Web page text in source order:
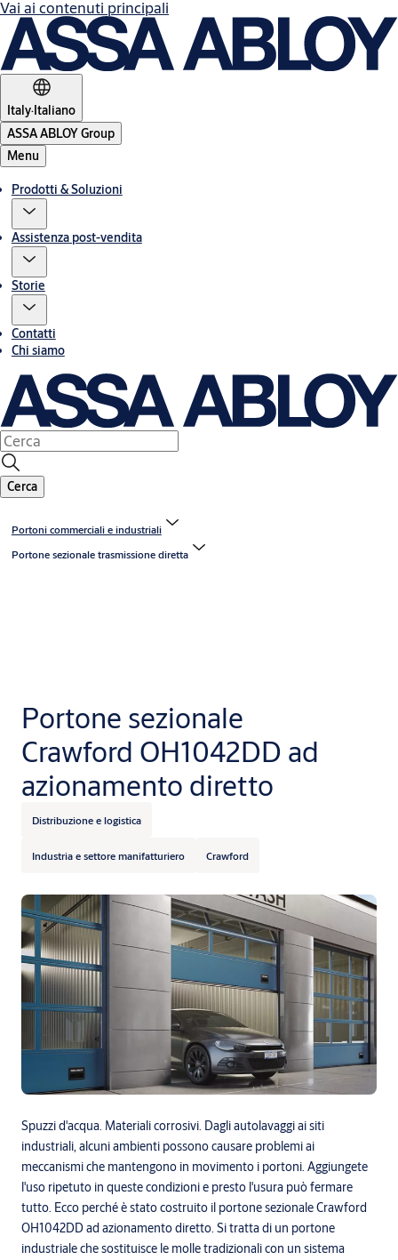
Vai ai contenuti principali
Italy·Italiano
ASSA ABLOY Group
Menu
Prodotti & Soluzioni
Assistenza post-vendita
Storie
Contatti
Chi siamo
Cerca
Portoni commerciali e industriali
Portone sezionale trasmissione diretta
Portone sezionale
Crawford OH1042DD ad
azionamento diretto
Distribuzione e logistica
Industria e settore manifatturiero Crawford
Spuzzi d'acqua. Materiali corrosivi. Dagli autolavaggi ai siti
industriali, alcuni ambienti possono causare problemi ai
meccanismi che mantengono in movimento i portoni. Aggiungete
l'uso ripetuto in queste condizioni e presto l'usura può fermare
tutto. Ecco perché è stato costruito il portone sezionale Crawford
OH1042DD ad azionamento diretto. Si tratta di un portone
industriale che sostituisce le molle tradizionali con un sistema